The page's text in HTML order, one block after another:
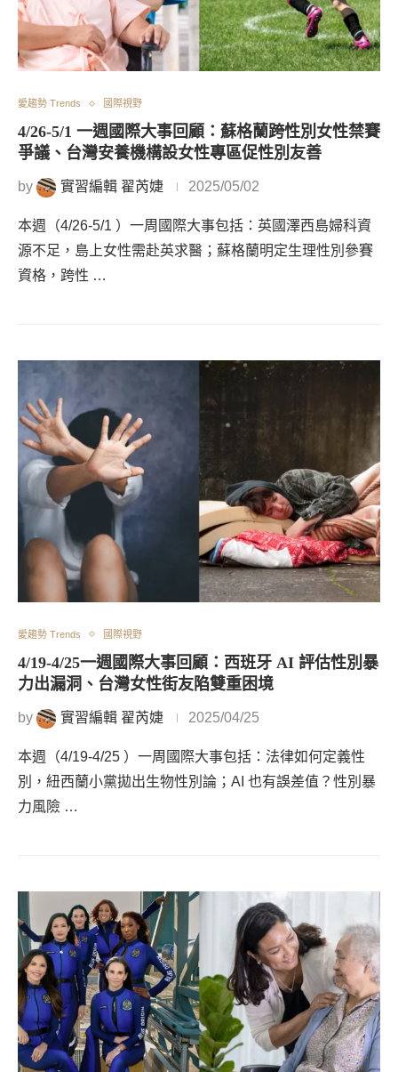
愛趨勢 Trends 國際視野
4/26-5/1 一週國際大事回顧：蘇格蘭跨性別女性禁賽
爭議、台灣安養機構設女性專區促性別友善
by 實習編輯 翟芮婕 2025/05/02
本週（4/26-5/1 ）一周國際大事包括：英國澤西島婦科資
源不足，島上女性需赴英求醫；蘇格蘭明定生理性別參賽
資格，跨性 …
愛趨勢 Trends 國際視野
4/19-4/25一週國際大事回顧：西班牙 AI 評估性別暴
力出漏洞、台灣女性街友陷雙重困境
by 實習編輯 翟芮婕 2025/04/25
本週（4/19-4/25 ）一周國際大事包括：法律如何定義性
別，紐西蘭小黨拋出生物性別論；AI 也有誤差值？性別暴
力風險 …